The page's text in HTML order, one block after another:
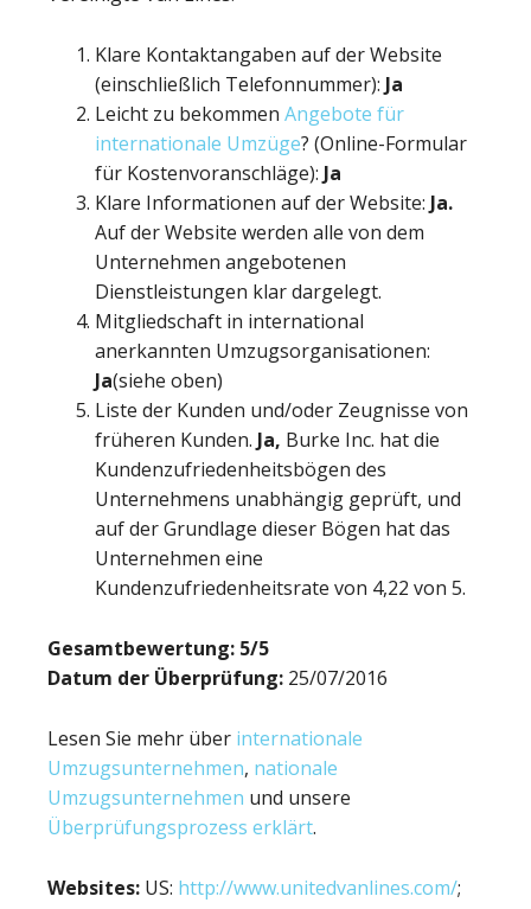
Klare Kontaktangaben auf der Website
(einschließlich Telefonnummer): Ja
Leicht zu bekommen Angebote für
internationale Umzüge? (Online-Formular
für Kostenvoranschläge): Ja
Klare Informationen auf der Website: Ja.
Auf der Website werden alle von dem
Unternehmen angebotenen
Dienstleistungen klar dargelegt.
Mitgliedschaft in international
anerkannten Umzugsorganisationen:
Ja(siehe oben)
Liste der Kunden und/oder Zeugnisse von
früheren Kunden. Ja, Burke Inc. hat die
Kundenzufriedenheitsbögen des
Unternehmens unabhängig geprüft, und
auf der Grundlage dieser Bögen hat das
Unternehmen eine
Kundenzufriedenheitsrate von 4,22 von 5.
Gesamtbewertung: 5/5
Datum der Überprüfung: 25/07/2016
Lesen Sie mehr über internationale
Umzugsunternehmen, nationale
Umzugsunternehmen und unsere
Überprüfungsprozess erklärt.
Websites: US: http://www.unitedvanlines.com/;